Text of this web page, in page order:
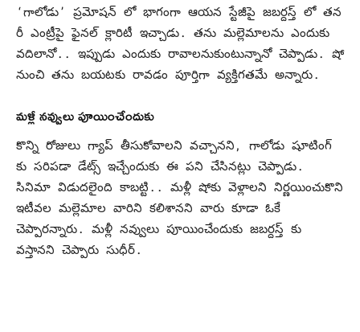
‘గాలోడు’ ప్రమోషన్ లో భాగంగా ఆయన స్టేజీపై జబర్దస్త్ లో తన
రీ ఎంట్రీపై ఫైనల్ క్లారిటీ ఇచ్చాడు. తను మల్లెమాలను ఎందుకు
వదిలానో.. ఇప్పుడు ఎందుకు రావాలనుకుంటున్నానో చెప్పాడు. షో
నుంచి తను బయటకు రావడం పూర్తిగా వ్యక్తిగతమే అన్నారు.
మళ్లీ నవ్వులు పూయించేందుకు
కొన్ని రోజులు గ్యాప్ తీసుకోవాలని వచ్చానని, గాలోడు షూటింగ్
కు సరిపడా డేట్స్ ఇచ్చేందుకు ఈ పని చేసినట్లు చెప్పాడు.
సినిమా విడుదలైంది కాబట్టి.. మళ్లీ షోకు వెళ్లాలని నిర్ణయించుకొని
ఇటీవల మల్లెమాల వారిని కలిశానని వారు కూడా ఓకే
చెప్పారన్నారు. మళ్లీ నవ్వులు పూయించేందుకు జబర్దస్త్ కు
వస్తానని చెప్పారు సుధీర్.